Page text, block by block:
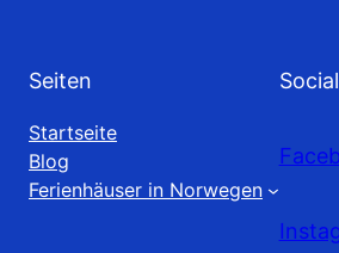
Seiten
Startseite
Blog
Ferienhäuser in Norwegen
Social